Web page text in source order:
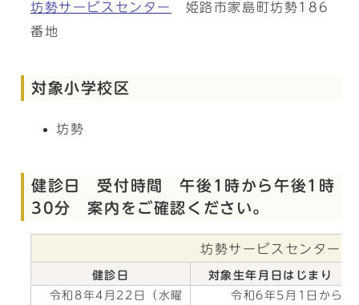
坊勢サービスセンター
姫路市家島町坊勢186
番地
対象小学校区
坊勢
健診日 受付時間 午後1時から午後1時
30分 案内をご確認ください。
坊勢サービスセンター
健診日
対象生年月日はじまり
令和8年4月22日（水曜
令和6年5月1日から